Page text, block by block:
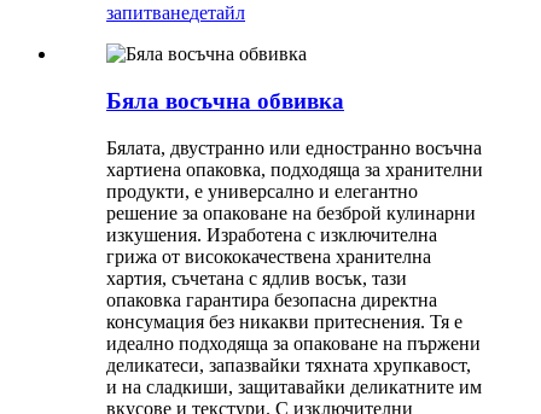
запитванедетайл
Бяла восъчна обвивка
Бялата, двустранно или едностранно восъчна
хартиена опаковка, подходяща за хранителни
продукти, е универсално и елегантно
решение за опаковане на безброй кулинарни
изкушения. Изработена с изключителна
грижа от висококачествена хранителна
хартия, съчетана с ядлив восък, тази
опаковка гарантира безопасна директна
консумация без никакви притеснения. Тя е
идеално подходяща за опаковане на пържени
деликатеси, запазвайки тяхната хрупкавост,
и на сладкиши, защитавайки деликатните им
вкусове и текстури. С изключителни